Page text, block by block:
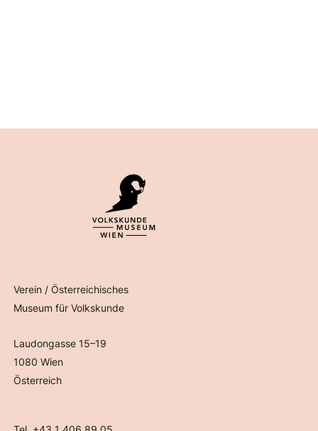
Verein / Österreichisches
Museum für Volkskunde
Laudongasse 15–19
1080 Wien
Österreich